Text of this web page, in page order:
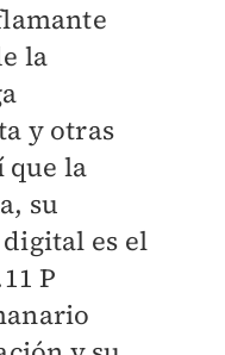
la
y otras
que la
su
es el
P